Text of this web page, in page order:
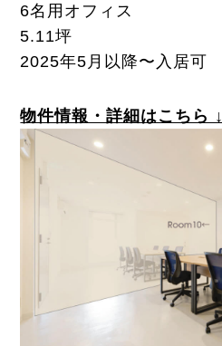
6名用オフィス
5.11坪
2025年5月以降〜入居可
物件情報・詳細はこちら ↓